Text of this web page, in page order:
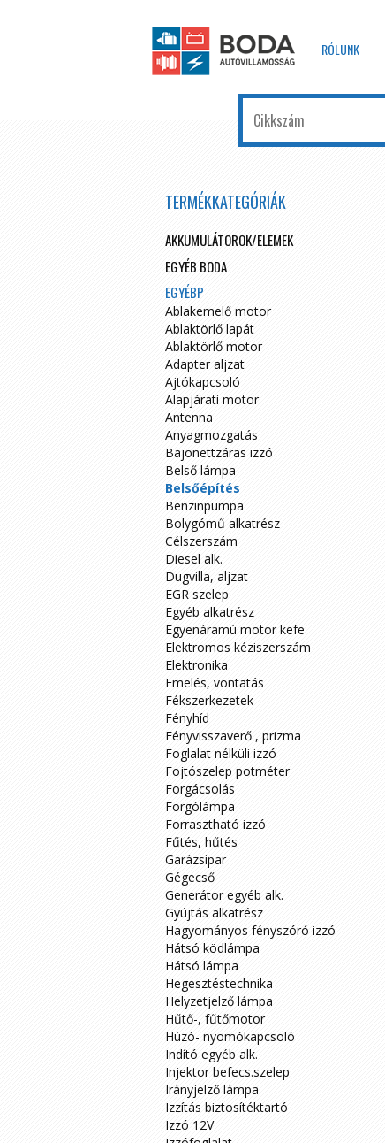
RÓLUNK
TERMÉKKATEGÓRIÁK
AKKUMULÁTOROK/ELEMEK
EGYÉB BODA
EGYÉBP
Ablakemelő motor
Ablaktörlő lapát
Ablaktörlő motor
Adapter aljzat
Ajtókapcsoló
Alapjárati motor
Antenna
Anyagmozgatás
Bajonettzáras izzó
Belső lámpa
Belsőépítés
Benzinpumpa
Bolygómű alkatrész
Célszerszám
Diesel alk.
Dugvilla, aljzat
EGR szelep
Egyéb alkatrész
Egyenáramú motor kefe
Elektromos kéziszerszám
Elektronika
Emelés, vontatás
Fékszerkezetek
Fényhíd
Fényvisszaverő , prizma
Foglalat nélküli izzó
Fojtószelep potméter
Forgácsolás
Forgólámpa
Forrasztható izzó
Fűtés, hűtés
Garázsipar
Gégecső
Generátor egyéb alk.
Gyújtás alkatrész
Hagyományos fényszóró izzó
Hátsó ködlámpa
Hátsó lámpa
Hegesztéstechnika
Helyzetjelző lámpa
Hűtő-, fűtőmotor
Húzó- nyomókapcsoló
Indító egyéb alk.
Injektor befecs.szelep
Irányjelző lámpa
Izzítás biztosítéktartó
Izzó 12V